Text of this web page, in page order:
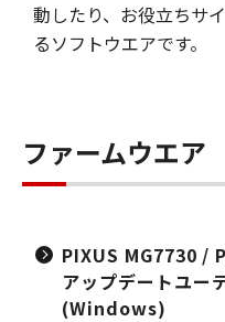
動したり、お役立ちサ
るソフトウエアです。
ファームウエア
PIXUS MG7730 /
アップデートユー
(Windows)